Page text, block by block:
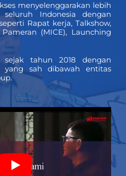
menyelenggarakan lebih
Indonesia dengan
Rapat kerja, Talkshow,
(MICE), Launching
tahun 2018 dengan
yang sah dibawah entitas